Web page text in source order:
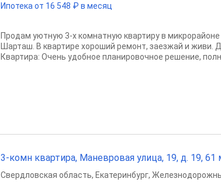
Ипотека от 16 548 ₽ в месяц
Продам уютную 3-х комнатную квартиру в
Шарташ. В квартире хороший ремонт, заезжай и живи.
Квартира: Очень удобное планировочное решение,
3-комн квартира, Маневровая улица, 19, д. 19, 61
Свердловская область, Екатеринбург,